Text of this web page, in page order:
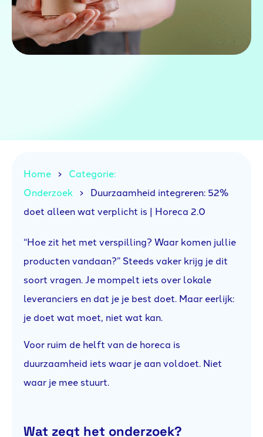
Home
Categorie:
Onderzoek
Duurzaamheid integreren: 52%
doet alleen wat verplicht is | Horeca 2.0
“Hoe zit het met verspilling? Waar komen jullie
producten vandaan?” Steeds vaker krijg je dit
soort vragen. Je mompelt iets over lokale
leveranciers en dat je je best doet. Maar eerlijk:
je doet wat moet, niet wat kan.
Voor ruim de helft van de horeca is
duurzaamheid iets waar je aan voldoet. Niet
waar je mee stuurt.
Wat zegt het onderzoek?